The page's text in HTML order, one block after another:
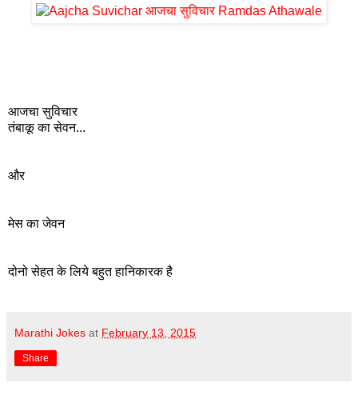
आजचा सुविचार
तंबाकू का सेवन...
और
मेस का जेवन
दोनो सेहत के लिये बहुत हानिकारक है
Marathi Jokes at February 13, 2015
Share